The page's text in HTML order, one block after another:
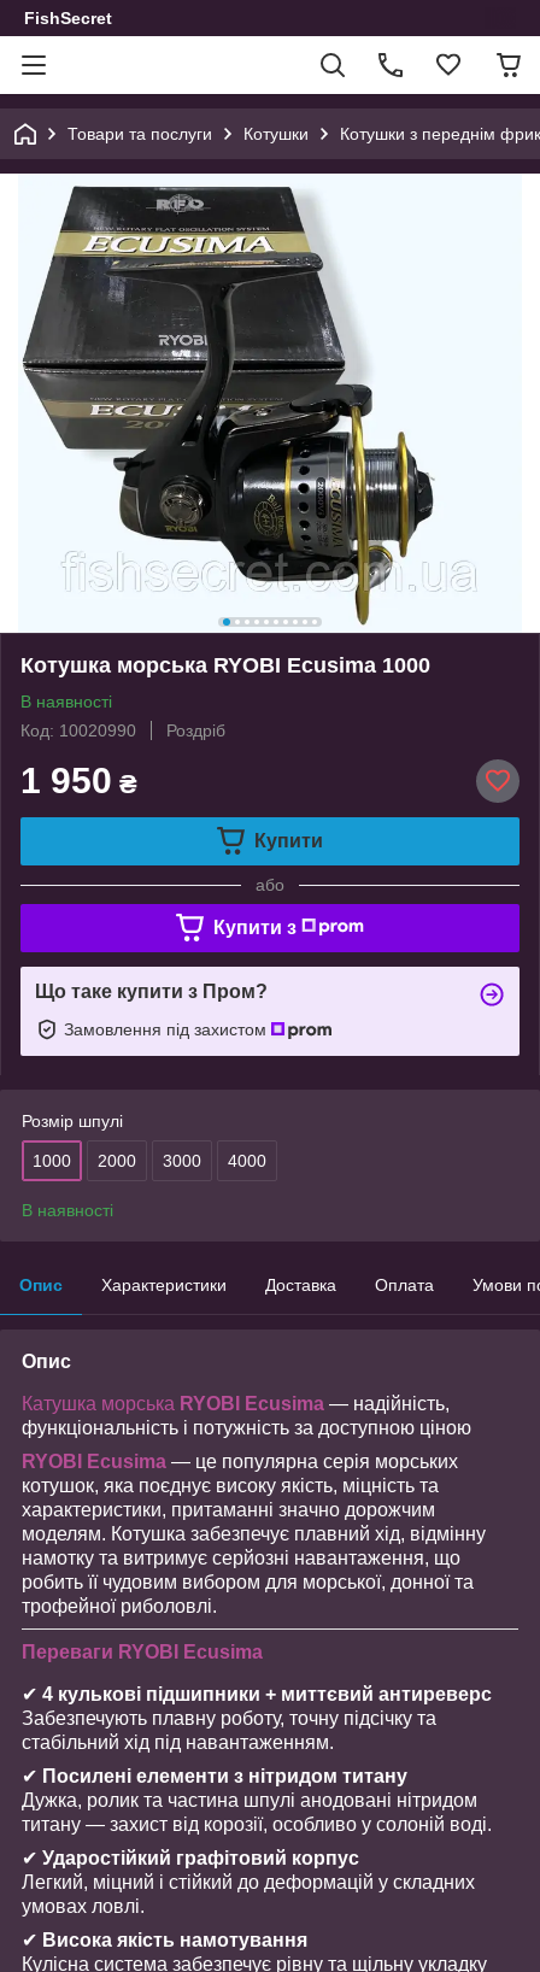
FishSecret
Товари та послуги Котушки Котушки з переднім
Котушка морська RYOBI Ecusima 1000
В наявності
Код: 10020990
Роздріб
1 950 ₴
Купити
або
Купити з
Що таке купити з Пром?
Замовлення під захистом
Розмір шпулі
1000 2000 3000 4000
В наявності
Опис Характеристики Доставка Оплата Умови
Опис
Катушка морська RYOBI Ecusima — надійність,
функціональність і потужність за доступною ціною
RYOBI Ecusima — це популярна серія морських
котушок, яка поєднує високу якість, міцність та
характеристики, притаманні значно дорожчим
моделям. Котушка забезпечує плавний хід, відмінну
намотку та витримує серйозні навантаження, що
робить її чудовим вибором для морської, донної та
трофейної риболовлі.
Переваги RYOBI Ecusima
✔ 4 кулькові підшипники + миттєвий антиреверс
Забезпечують плавну роботу, точну підсічку та
стабільний хід під навантаженням.
✔ Посилені елементи з нітридом титану
Дужка, ролик та частина шпулі анодовані нітридом
титану — захист від корозії, особливо у солоній воді.
✔ Ударостійкий графітовий корпус
Легкий, міцний і стійкий до деформацій у складних
умовах ловлі.
✔ Висока якість намотування
Кулісна система забезпечує рівну та щільну укладку